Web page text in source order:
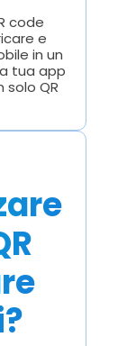
code
e
in un
tua app
solo QR